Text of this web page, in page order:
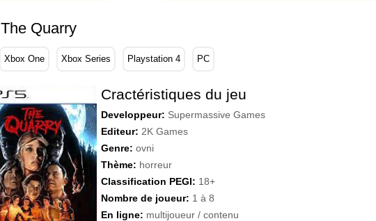
The Quarry
Xbox One Xbox Series Playstation 4 PC
Cractéristiques du jeu
Developpeur: Supermassive Games
Editeur: 2K Games
Genre: ovni
Thème: horreur
Classification PEGI: 18+
Nombre de joueur: 1 à 8
En ligne: multijoueur / contenu